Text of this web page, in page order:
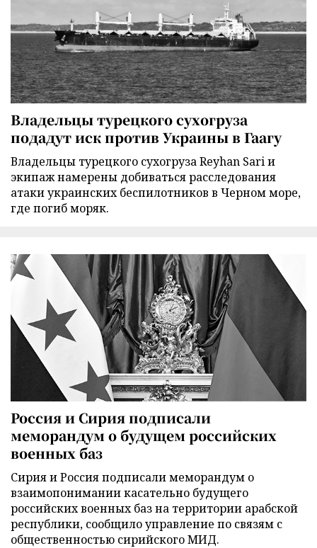
Владельцы турецкого сухогруза
подадут иск против Украины в Гаагу
Владельцы турецкого сухогруза Reyhan Sari и
экипаж намерены добиваться расследования
атаки украинских беспилотников в Черном море,
где погиб моряк.
Россия и Сирия подписали
меморандум о будущем российских
военных баз
Сирия и Россия подписали меморандум о
взаимопонимании касательно будущего
российских военных баз на территории арабской
республики, сообщило управление по связям с
общественностью сирийского МИД.